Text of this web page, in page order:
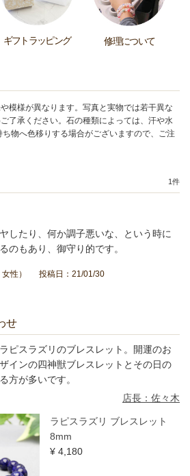
ギフトラッピング 修理について
模様が異なります。写真と実物では若干異な
了承ください。石の種類によっては、汗や水
物へ色移りする場合がございますので、ご注
1件
したり、何か調子悪いな、という時に
のもあり、御守り的です。
女性） 投稿日：21/01/30
せ
ピスラズリのブレスレット。開運のお
インの四神獣ブレスレットとその日の
方が多いです。
店長：佐々木
ラピスラズリ ブレスレット
8mm
¥ 4,180